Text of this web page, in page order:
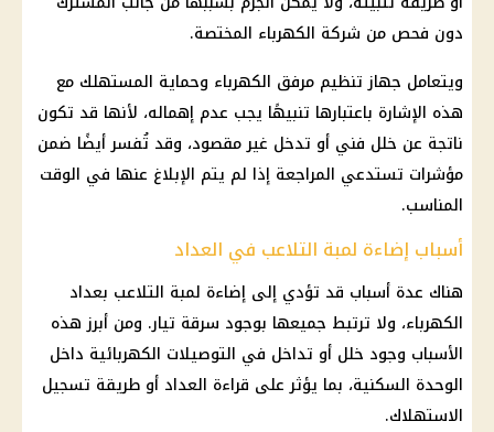
دون فحص من شركة الكهرباء المختصة.
ويتعامل جهاز تنظيم مرفق الكهرباء وحماية المستهلك مع
هذه الإشارة باعتبارها تنبيهًا يجب عدم إهماله، لأنها قد تكون
ناتجة عن خلل فني أو تدخل غير مقصود، وقد تُفسر أيضًا ضمن
مؤشرات تستدعي المراجعة إذا لم يتم الإبلاغ عنها في الوقت
المناسب.
أسباب إضاءة لمبة التلاعب في العداد
هناك عدة أسباب قد تؤدي إلى إضاءة لمبة التلاعب بعداد
الكهرباء، ولا ترتبط جميعها بوجود سرقة تيار. ومن أبرز هذه
الأسباب وجود خلل أو تداخل في التوصيلات الكهربائية داخل
الوحدة السكنية، بما يؤثر على قراءة العداد أو طريقة تسجيل
الاستهلاك.